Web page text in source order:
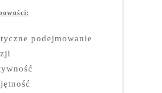
podejmowanie